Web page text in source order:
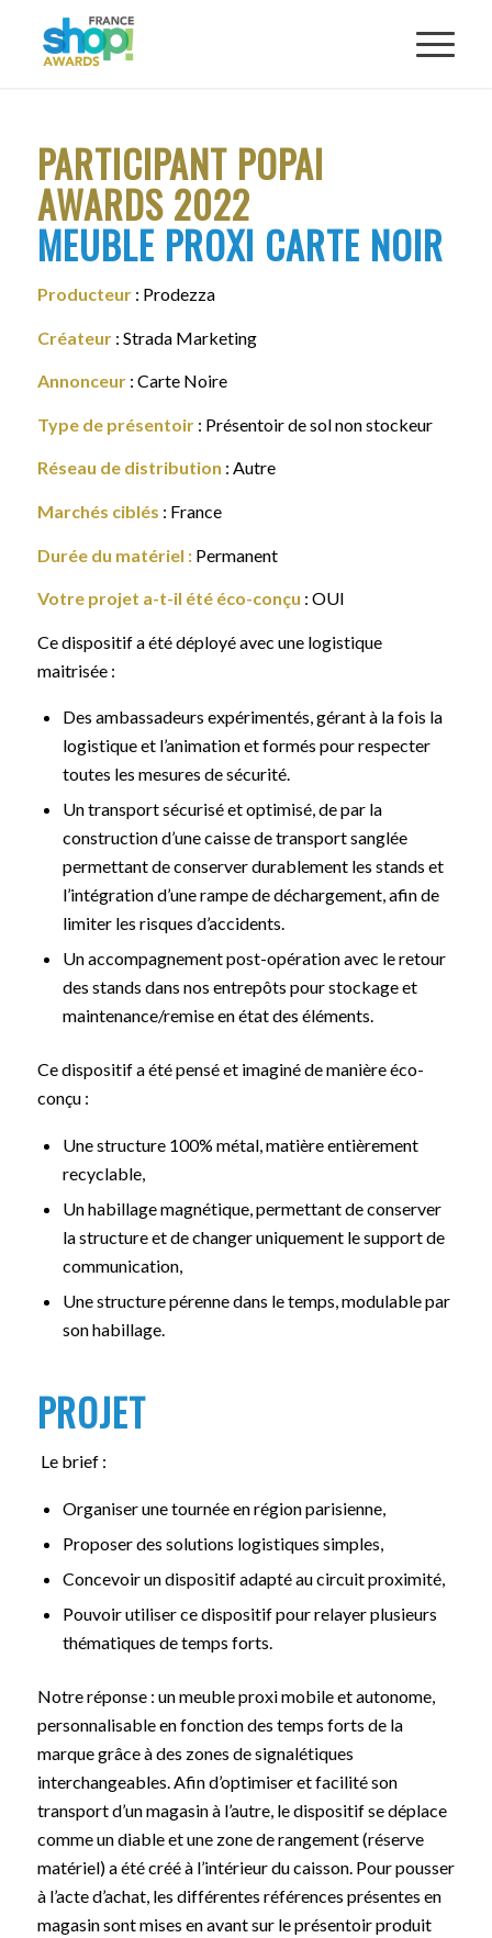
PARTICIPANT POPAI
AWARDS 2022
MEUBLE PROXI CARTE NOIR
Producteur: Prodezza
Créateur: Strada Marketing
Annonceur: Carte Noire
Type de présentoir: Présentoir de sol non stockeur
Réseau de distribution : Autre
Marchés ciblés : France
Durée du matériel : Permanent
Votre projet a-t-il été éco-conçu : OUI
Ce dispositif a été déployé avec une logistique
maitrisée :
Des ambassadeurs expérimentés, gérant à la fois la
logistique et l’animation et formés pour respecter
toutes les mesures de sécurité.
Un transport sécurisé et optimisé, de par la
construction d’une caisse de transport sanglée
permettant de conserver durablement les stands et
l’intégration d’une rampe de déchargement, afin de
limiter les risques d’accidents.
Un accompagnement post-opération avec le retour
des stands dans nos entrepôts pour stockage et
maintenance/remise en état des éléments.
Ce dispositif a été pensé et imaginé de manière éco-
conçu :
Une structure 100% métal, matière entièrement
recyclable,
Un habillage magnétique, permettant de conserver
la structure et de changer uniquement le support de
communication,
Une structure pérenne dans le temps, modulable par
son habillage.
PROJET
Le brief :
Organiser une tournée en région parisienne,
Proposer des solutions logistiques simples,
Concevoir un dispositif adapté au circuit proximité,
Pouvoir utiliser ce dispositif pour relayer plusieurs
thématiques de temps forts.
Notre réponse : un meuble proxi mobile et autonome,
personnalisable en fonction des temps forts de la
marque grâce à des zones de signalétiques
interchangeables. Afin d’optimiser et facilité son
transport d’un magasin à l’autre, le dispositif se déplace
comme un diable et une zone de rangement (réserve
matériel) a été créé à l’intérieur du caisson. Pour pousser
à l’acte d’achat, les différentes références présentes en
magasin sont mises en avant sur le présentoir produit